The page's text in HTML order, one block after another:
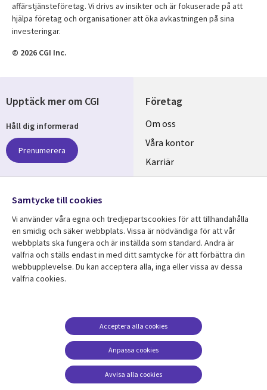
affärstjänsteföretag. Vi drivs av insikter och är fokuserade på att
hjälpa företag och organisationer att öka avkastningen på sina
investeringar.
© 2026 CGI Inc.
Företag
Useful
links
SWEDEN
Om oss
Våra kontor
Karriär
Hållbarhet
Resurscenter
SWEDEN
SWEDEN
dataskydd
Accessibility
Terms of Use
Hantering av cookies
Upptäck mer om CGI
Håll dig informerad
Prenumerera
Följ oss
Social
Media
SWEDEN
Samtycke till cookies
Vi använder våra egna och tredjepartscookies för att tillhandahålla
en smidig och säker webbplats. Vissa är nödvändiga för att vår
webbplats ska fungera och är inställda som standard. Andra är
valfria och ställs endast in med ditt samtycke för att förbättra din
webbupplevelse. Du kan acceptera alla, inga eller vissa av dessa
valfria cookies.
Anpassa cookies
Acceptera alla cookies
Avvisa alla cookies